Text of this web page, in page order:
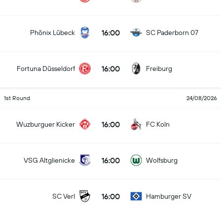
Phönix Lübeck 16:00 SC Paderborn 07
Fortuna Düsseldorf 16:00 Freiburg
1st Round 24/08/2026
Wuzburguer Kicker 16:00 FC Koln
VSG Altglienicke 16:00 Wolfsburg
SC Verl 16:00 Hamburger SV